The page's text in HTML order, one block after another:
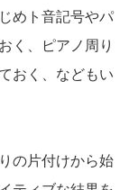
めト音記号やパ
く、ピアノ周り
おく、などもい
の片付けから始